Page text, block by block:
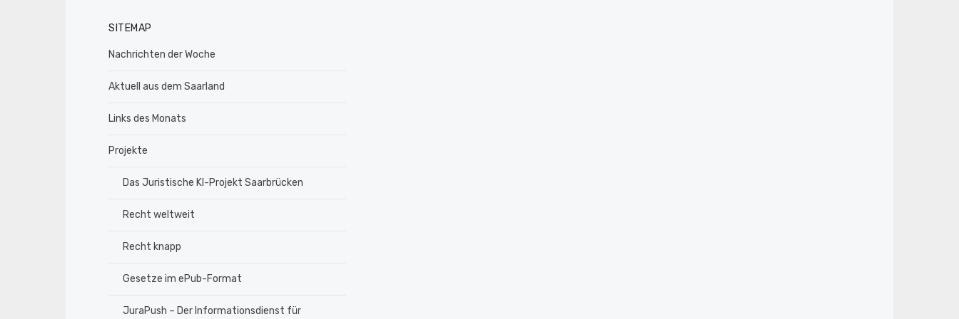
SITEMAP
Nachrichten der Woche
Aktuell aus dem Saarland
Links des Monats
Projekte
Das Juristische KI-Projekt Saarbrücken
Recht weltweit
Recht knapp
Gesetze im ePub-Format
JuraPush – Der Informationsdienst für